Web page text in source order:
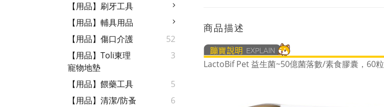
【用品】刷牙工具
【用品】輔具用品
【用品】傷口介護
52
【用品】Toli東理
寵物地墊
3
【用品】餵藥工具
5
【用品】清潔/防蚤
6
商品描述
LactoBif Pet 益生菌~50億菌落數/素食膠囊，60粒